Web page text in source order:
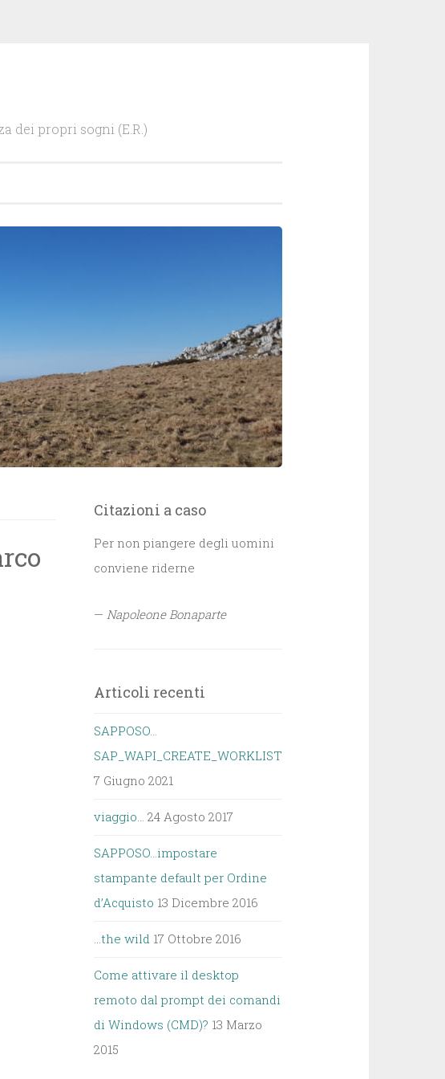
dei propri sogni (E.R.)
Citazioni a caso
Per non piangere degli uomini
conviene riderne
—Napoleone Bonaparte
Articoli recenti
SAPPOSO…
SAP_WAPI_CREATE_WORKLIST
7 Giugno 2021
viaggio… 24 Agosto 2017
SAPPOSO…impostare
stampante default per Ordine
d’Acquisto 13 Dicembre 2016
…the wild 17 Ottobre 2016
Come attivare il desktop
remoto dal prompt dei comandi
di Windows (CMD)? 13 Marzo
2015